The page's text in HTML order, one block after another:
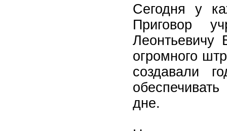
Сегодня у
Приговор
Леонтьевичу
огромного
создавали
дне.